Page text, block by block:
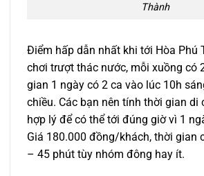
Thành
Điểm hấp dẫn nhất khi tới Hòa Phú
chơi trượt thác nước, mỗi xuồng có
gian 1 ngày có 2 ca vào lúc 10h
chiều. Các bạn nên tính thời gian di
hợp lý để có thể tới đúng giờ vì 1
Giá 180.000 đồng/khách, thời gian
– 45 phút tùy nhóm đông hay ít.